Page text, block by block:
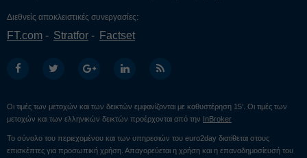
Διεθνείς αποκλειστικές συνεργασίες:
FT.com Stratfor Factset
Οι τιμές των μετοχών και των δεικτών εμφανίζονται με καθυστέρηση 15’. Οι τιμές των
μετοχών και των ελληνικών δεικτών προέρχονται από την InBroker
Το σύνολο του περιεχομένου και των υπηρεσιών του euro2day διατίθεται στους
επισκέπτες για προσωπική χρήση. Απαγορεύεται η χρήση και η επαναδημοσίευσή του